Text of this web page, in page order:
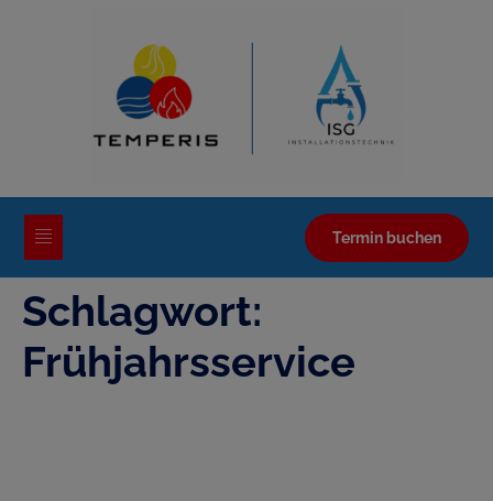
Termin buchen
Schlagwort:
Frühjahrsservice